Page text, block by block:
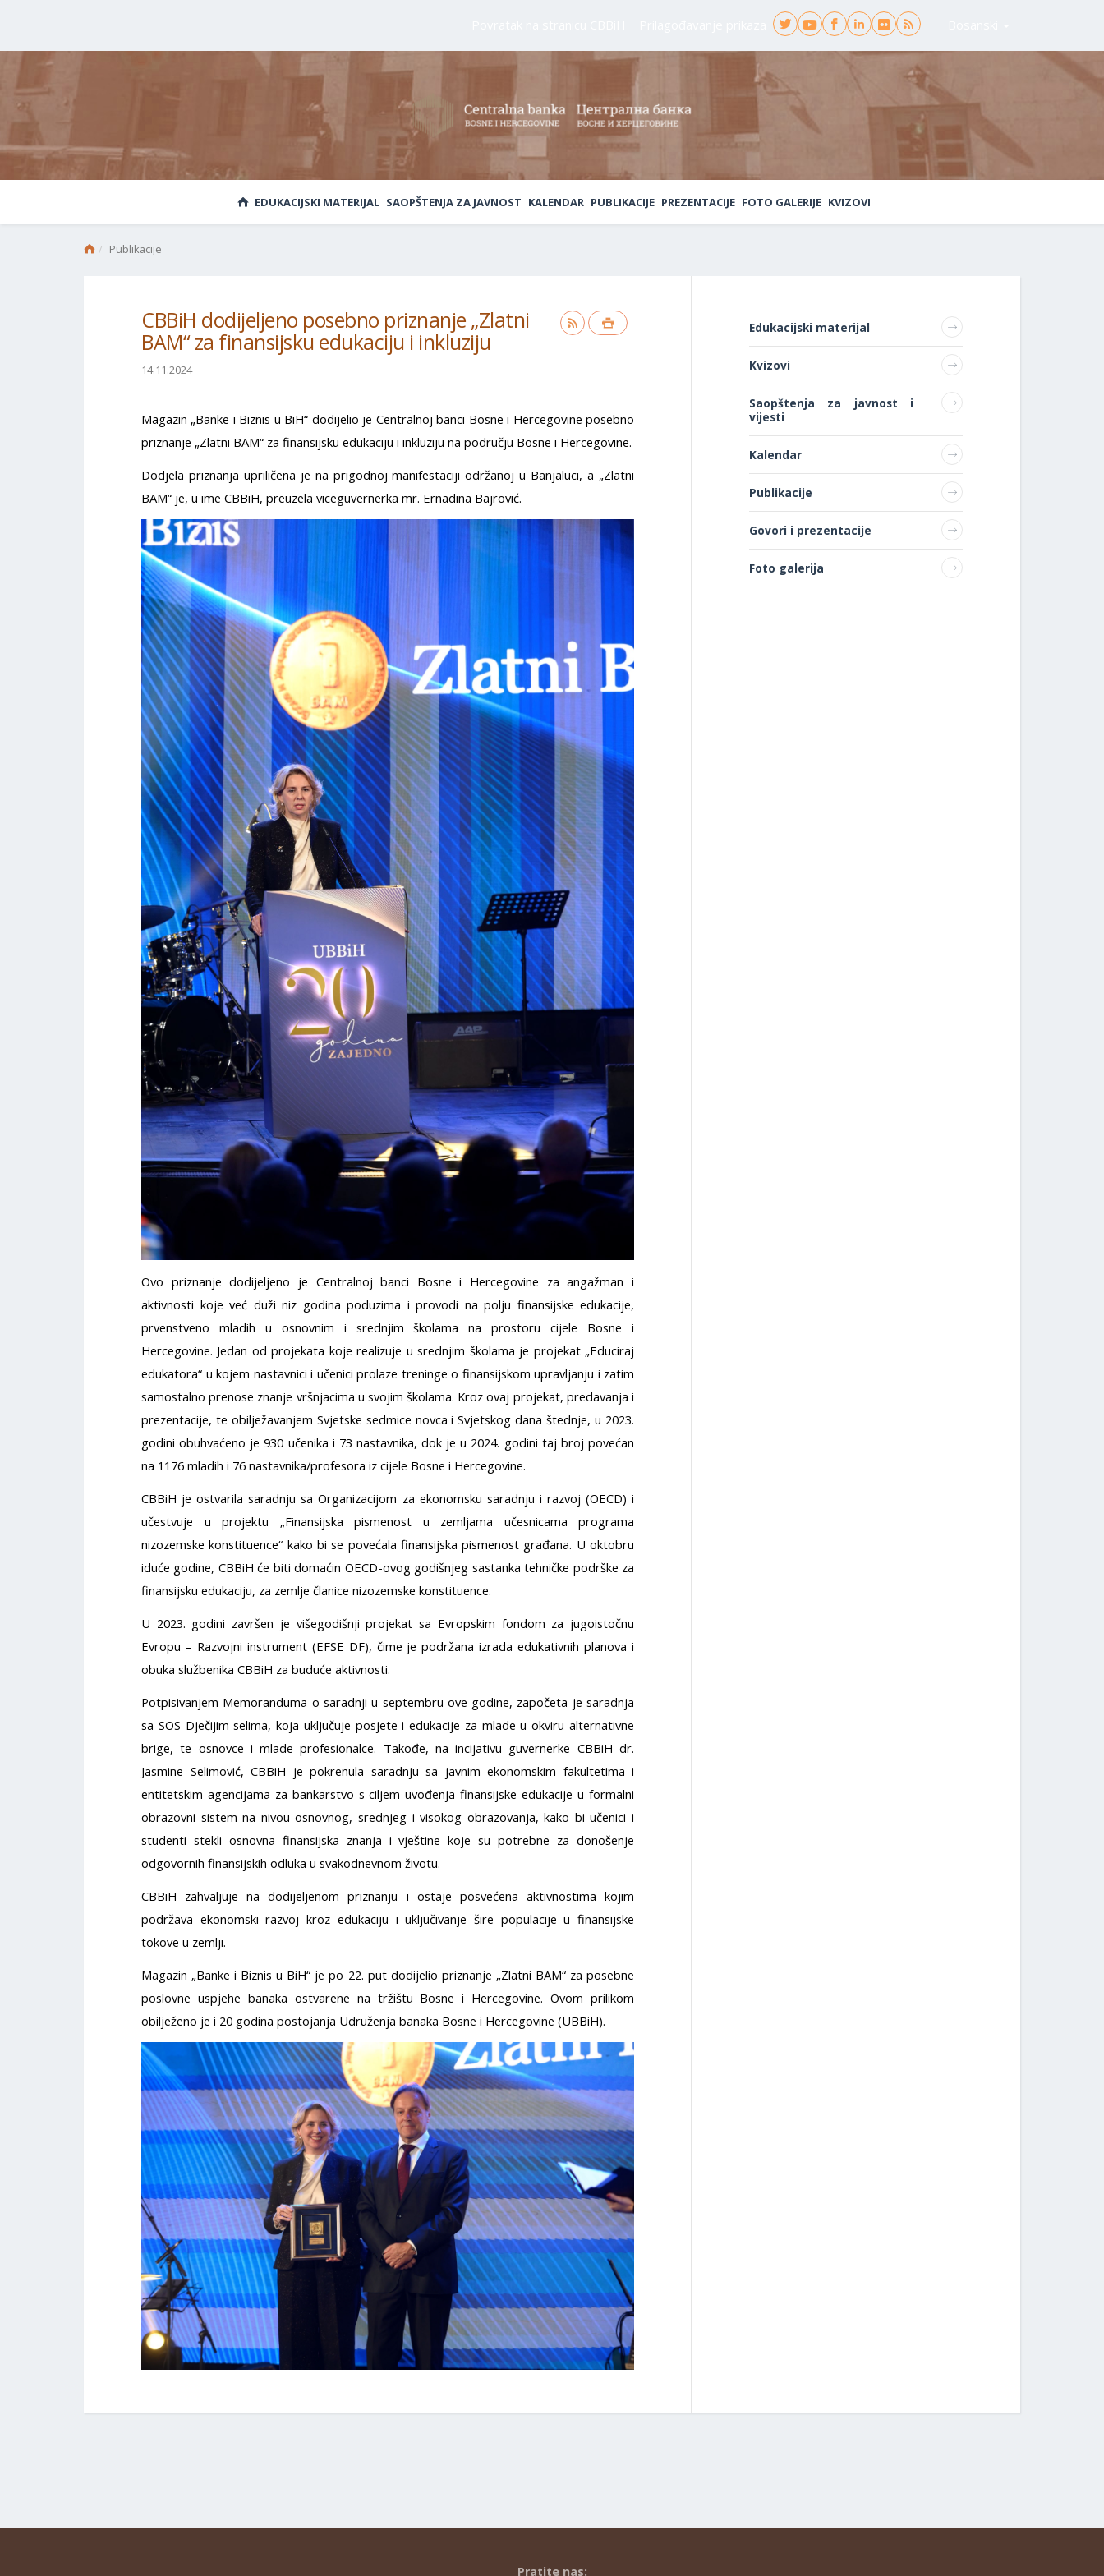
EDUKACIJSKI MATERIJAL SAOPŠTENJA ZA JAVNOST KALENDAR PUBLIKACIJE PREZENTACIJE FOTO GALERIJE KVIZOVI
Publikacije
CBBiH dodijeljeno posebno priznanje „Zlatni
BAM“ za finansijsku edukaciju i inkluziju
14.11.2024
Magazin „Banke i Biznis u BiH“ dodijelio je Centralnoj banci Bosne i Hercegovine posebno
priznanje „Zlatni BAM“ za finansijsku edukaciju i inkluziju na području Bosne i Hercegovine.
Dodjela priznanja upriličena je na prigodnoj manifestaciji održanoj u Banjaluci, a „Zlatni
BAM“ je, u ime CBBiH, preuzela viceguvernerka mr. Ernadina Bajrović.
Ovo priznanje dodijeljeno je Centralnoj banci Bosne i Hercegovine za angažman i
aktivnosti koje već duži niz godina poduzima i provodi na polju finansijske edukacije,
prvenstveno mladih u osnovnim i srednjim školama na prostoru cijele Bosne i
Hercegovine. Jedan od projekata koje realizuje u srednjim školama je projekat „Educiraj
edukatora“ u kojem nastavnici i učenici prolaze treninge o finansijskom upravljanju i zatim
samostalno prenose znanje vršnjacima u svojim školama. Kroz ovaj projekat, predavanja i
prezentacije, te obilježavanjem Svjetske sedmice novca i Svjetskog dana štednje, u 2023.
godini obuhvaćeno je 930 učenika i 73 nastavnika, dok je u 2024. godini taj broj povećan
na 1176 mladih i 76 nastavnika/profesora iz cijele Bosne i Hercegovine.
CBBiH je ostvarila saradnju sa Organizacijom za ekonomsku saradnju i razvoj (OECD) i
učestvuje u projektu „Finansijska pismenost u zemljama učesnicama programa
nizozemske konstituence“ kako bi se povećala finansijska pismenost građana. U oktobru
iduće godine, CBBiH će biti domaćin OECD-ovog godišnjeg sastanka tehničke podrške za
finansijsku edukaciju, za zemlje članice nizozemske konstituence.
U 2023. godini završen je višegodišnji projekat sa Evropskim fondom za jugoistočnu
Evropu – Razvojni instrument (EFSE DF), čime je podržana izrada edukativnih planova i
obuka službenika CBBiH za buduće aktivnosti.
Potpisivanjem Memoranduma o saradnji u septembru ove godine, započeta je saradnja
sa SOS Dječijim selima, koja uključuje posjete i edukacije za mlade u okviru alternativne
brige, te osnovce i mlade profesionalce. Takođe, na incijativu guvernerke CBBiH dr.
Jasmine Selimović, CBBiH je pokrenula saradnju sa javnim ekonomskim fakultetima i
entitetskim agencijama za bankarstvo s ciljem uvođenja finansijske edukacije u formalni
obrazovni sistem na nivou osnovnog, srednjeg i visokog obrazovanja, kako bi učenici i
studenti stekli osnovna finansijska znanja i vještine koje su potrebne za donošenje
odgovornih finansijskih odluka u svakodnevnom životu.
CBBiH zahvaljuje na dodijeljenom priznanju i ostaje posvećena aktivnostima kojim
podržava ekonomski razvoj kroz edukaciju i uključivanje šire populacije u finansijske
tokove u zemlji.
Magazin „Banke i Biznis u BiH“ je po 22. put dodijelio priznanje „Zlatni BAM“ za posebne
poslovne uspjehe banaka ostvarene na tržištu Bosne i Hercegovine. Ovom prilikom
obilježeno je i 20 godina postojanja Udruženja banaka Bosne i Hercegovine (UBBiH).
Edukacijski materijal
Kvizovi
Saopštenja za javnost i
vijesti
Kalendar
Publikacije
Govori i prezentacije
Foto galerija
Pratite nas: